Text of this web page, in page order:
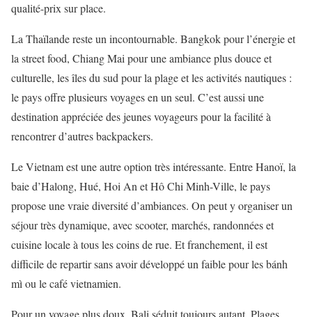
qualité-prix sur place.
La Thaïlande reste un incontournable. Bangkok pour l’énergie et
la street food, Chiang Mai pour une ambiance plus douce et
culturelle, les îles du sud pour la plage et les activités nautiques :
le pays offre plusieurs voyages en un seul. C’est aussi une
destination appréciée des jeunes voyageurs pour la facilité à
rencontrer d’autres backpackers.
Le Vietnam est une autre option très intéressante. Entre Hanoï, la
baie d’Halong, Hué, Hoi An et Hô Chi Minh-Ville, le pays
propose une vraie diversité d’ambiances. On peut y organiser un
séjour très dynamique, avec scooter, marchés, randonnées et
cuisine locale à tous les coins de rue. Et franchement, il est
difficile de repartir sans avoir développé un faible pour les bánh
mì ou le café vietnamien.
Pour un voyage plus doux, Bali séduit toujours autant. Plages,